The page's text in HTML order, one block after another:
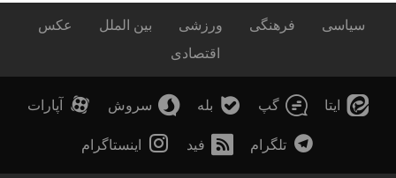
سیاسی فرهنگی ورزشی بین الملل
عکس
اقتصادی
ایتا گپ بله سروش آپارات
تلگرام فید اینستاگرام